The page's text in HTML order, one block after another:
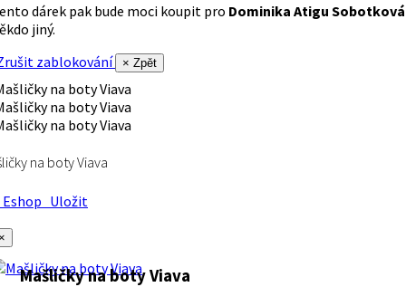
dárek pak bude moci koupit pro Dominika Atigu Sobotková
jiný.
zablokování
× Zpět
na boty Viava
Uložit
Mašličky na boty Viava